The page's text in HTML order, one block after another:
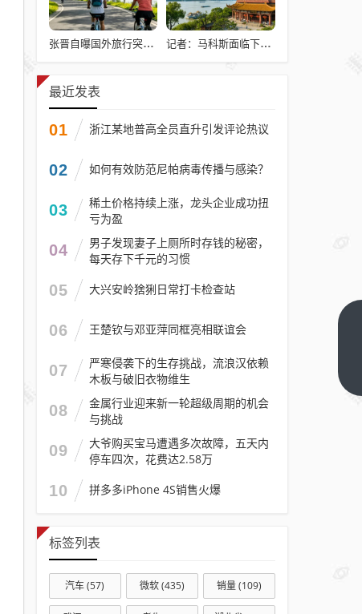
张晋自曝国外旅行突发心脏病险丧命 记者：马科斯面临下台危机
最近发表
01 浙江某地普高全员直升引发评论热议
02 如何有效防范尼帕病毒传播与感染？
03
稀土价格持续上涨，龙头企业成功扭
亏为盈
04
男子发现妻子上厕所时存钱的秘密，
每天存下千元的习惯
05 大兴安岭猞猁日常打卡检查站
06 王楚钦与邓亚萍同框亮相联谊会
07
严寒侵袭下的生存挑战，流浪汉依赖
木板与破旧衣物维生
08
金属行业迎来新一轮超级周期的机会
与挑战
09
大爷购买宝马遭遇多次故障，五天内
停车四次，花费达2.58万
10 拼多多iPhone 4S销售火爆
标签列表
汽车(57) 微软(435) 销量(109)